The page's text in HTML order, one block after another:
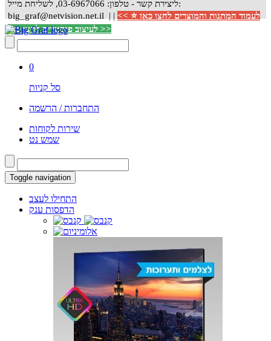
ליצירת קשר - טלפון: 03-6967066, לשליחת מייל:
big_graf@netvision.net.il |
לעמוד המתנות והמוצרים לחצו כאן ⭐ >> |
לעיצוב פוסטרים לחצו כאן >>
0
סל קניות
התחברות / הרשמה
שירות לקוחות
שמש נט
Toggle navigation
התחילו לעצב
הדפסות ענק